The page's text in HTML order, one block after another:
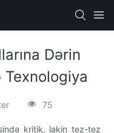
Dərin
Texnologiya
75
kritik, lakin tez-tez